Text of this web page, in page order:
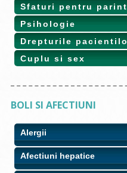
Sfaturi pentru
Psihologie
Drepturile
Cuplu si sex
BOLI SI AFECTIUNI
Alergii
Afectiuni hepatice